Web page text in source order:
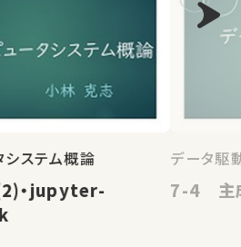
システム概論
・jupyter-
データ駆
7-4 主